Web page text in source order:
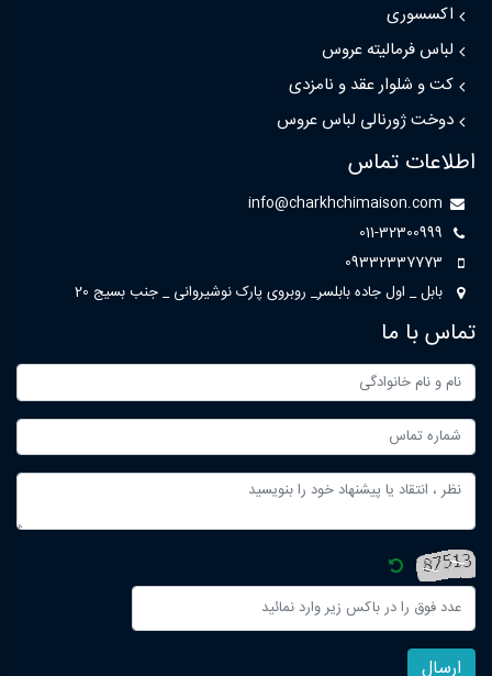
اکسسوری
لباس فرمالیته عروس
کت و شلوار عقد و نامزدی
دوخت ژورنالی لباس عروس
اطلاعات تماس
info@charkhchimaison.com
011-32300999
09332337773
بابل _ اول جاده بابلسر_ روبروی پارک نوشیروانی _ جنب بسیج 20
تماس با ما
ارسال